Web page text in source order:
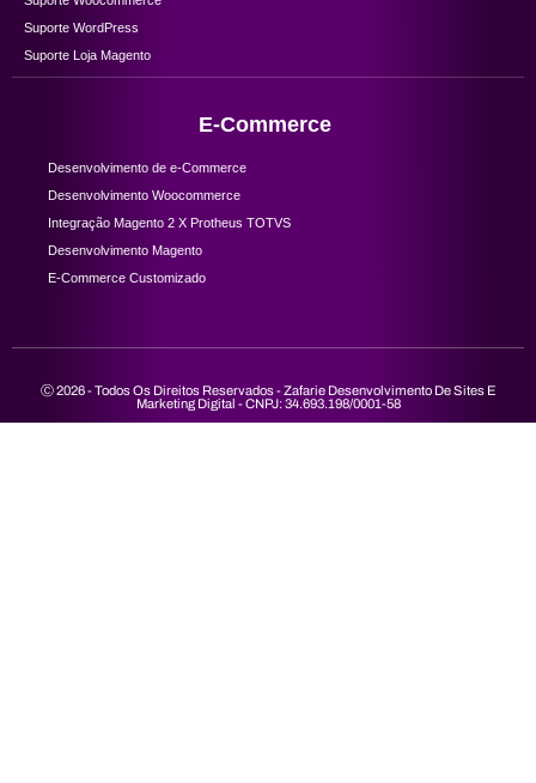
Suporte WordPress
Suporte Loja Magento
E-Commerce
Desenvolvimento de e-Commerce
Desenvolvimento Woocommerce
Integração Magento 2 X Protheus TOTVS
Desenvolvimento Magento
E-Commerce Customizado
Ⓒ 2026 - Todos Os Direitos Reservados - Zafarie Desenvolvimento De Sites E
Marketing Digital - CNPJ: 34.693.198/0001-58